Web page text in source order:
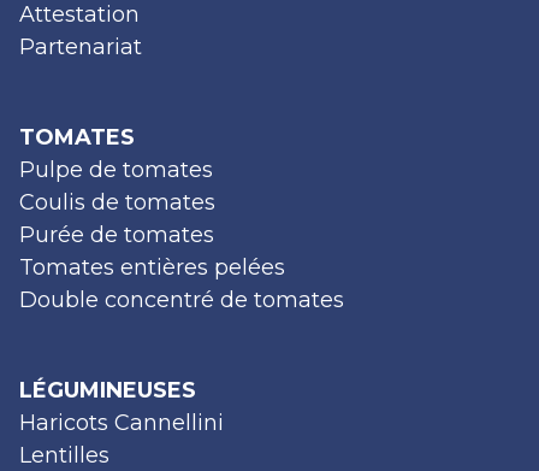
Attestation
Partenariat
TOMATES
Pulpe de tomates
Coulis de tomates
Purée de tomates
Tomates entières pelées
Double concentré de tomates
LÉGUMINEUSES
Haricots Cannellini
Lentilles